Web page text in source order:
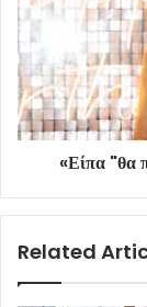
«Είπα "θα
Related